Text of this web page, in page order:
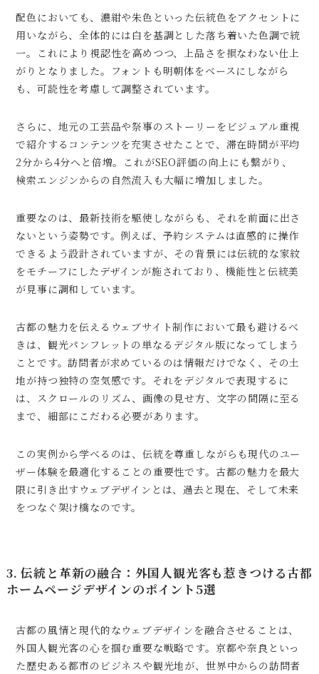
配色においても、濃紺や朱色といった伝統色をアクセントに
用いながら、全体的には白を基調とした落ち着いた色調で統
一。これにより視認性を高めつつ、上品さを損なわない仕上
がりとなりました。フォントも明朝体をベースにしながら
も、可読性を考慮して調整されています。
さらに、地元の工芸品や祭事のストーリーをビジュアル重視
で紹介するコンテンツを充実させたことで、滞在時間が平均
2分から4分へと倍増。これがSEO評価の向上にも繋がり、
検索エンジンからの自然流入も大幅に増加しました。
重要なのは、最新技術を駆使しながらも、それを前面に出さ
ないという姿勢です。例えば、予約システムは直感的に操作
できるよう設計されていますが、その背景には伝統的な家紋
をモチーフにしたデザインが施されており、機能性と伝統美
が見事に調和しています。
古都の魅力を伝えるウェブサイト制作において最も避けるべ
きは、観光パンフレットの単なるデジタル版になってしまう
ことです。訪問者が求めているのは情報だけでなく、その土
地が持つ独特の空気感です。それをデジタルで表現するに
は、スクロールのリズム、画像の見せ方、文字の間隔に至る
まで、細部にこだわる必要があります。
この実例から学べるのは、伝統を尊重しながらも現代のユー
ザー体験を最適化することの重要性です。古都の魅力を最大
限に引き出すウェブデザインとは、過去と現在、そして未来
をつなぐ架け橋なのです。
3. 伝統と革新の融合：外国人観光客も惹きつける古都
ホームページデザインのポイント5選
古都の風情と現代的なウェブデザインを融合させることは、
外国人観光客の心を掴む重要な戦略です。京都や奈良といっ
た歴史ある都市のビジネスや観光地が、世界中からの訪問者